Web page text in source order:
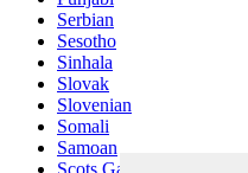
Serbian
Sesotho
Sinhala
Slovak
Slovenian
Somali
Samoan
Scots Gaelic